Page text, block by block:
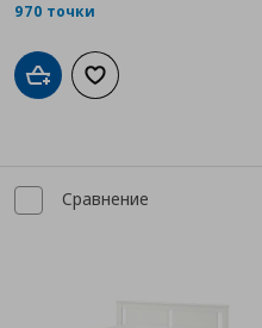
любими
970 точки
Добави в кошницата
Добави към
Сравнение